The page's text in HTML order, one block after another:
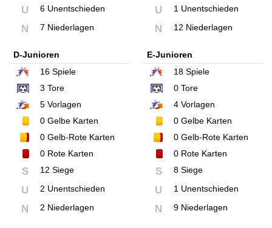
U 6 Unentschieden
N 7 Niederlagen
U 1 Unentschieden
N 12 Niederlagen
D-Junioren
16 Spiele
3 Tore
5 Vorlagen
0 Gelbe Karten
0 Gelb-Rote Karten
0 Rote Karten
S 12 Siege
U 2 Unentschieden
N 2 Niederlagen
E-Junioren
18Spiele
0Tore
4Vorlagen
0Gelbe Karten
0Gelb-Rote Karten
0Rote Karten
S 8 Siege
U 1 Unentschieden
N 9 Niederlagen